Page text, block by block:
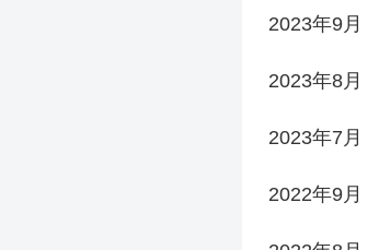
2023年9月
2023年8月
2023年7月
2022年9月